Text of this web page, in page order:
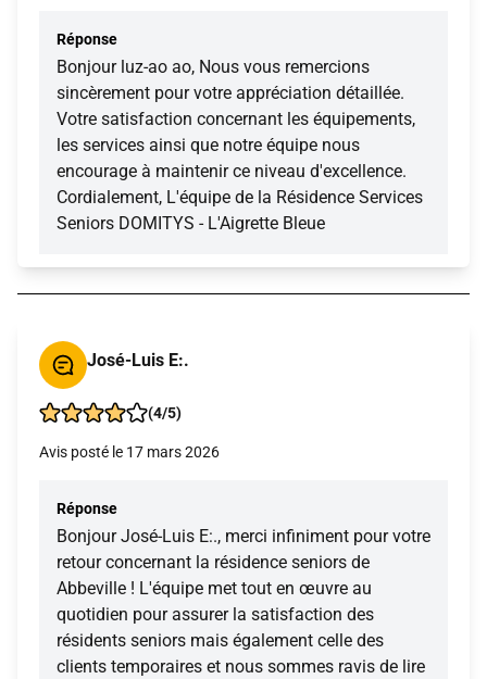
Réponse
Bonjour luz-ao ao, Nous vous remercions
sincèrement pour votre appréciation détaillée.
Votre satisfaction concernant les équipements,
les services ainsi que notre équipe nous
encourage à maintenir ce niveau d'excellence.
Cordialement, L'équipe de la Résidence Services
Seniors DOMITYS - L'Aigrette Bleue
José-Luis E:.
(4/5)
Avis posté le 17 mars 2026
Réponse
Bonjour José-Luis E:., merci infiniment pour votre
retour concernant la résidence seniors de
Abbeville ! L'équipe met tout en œuvre au
quotidien pour assurer la satisfaction des
résidents seniors mais également celle des
clients temporaires et nous sommes ravis de lire